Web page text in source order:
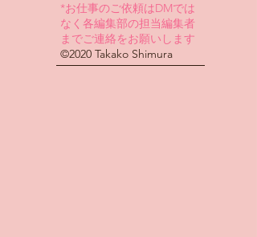
*お仕事のご依頼はDMでは
なく各編集部の担当編集者
までご連絡をお願いします
​©2020 Takako Shimura